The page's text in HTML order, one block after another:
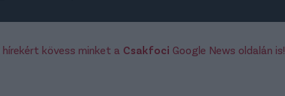
kövess minket a Csakfoci Google News oldalán is!